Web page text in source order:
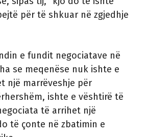
për të shkuar në zgjedhje
e fundit negociatave në
se meqenëse nuk ishte e
një marrëveshje për
ishte e vështirë të
të arrihet një
të çonte në zbatimin e